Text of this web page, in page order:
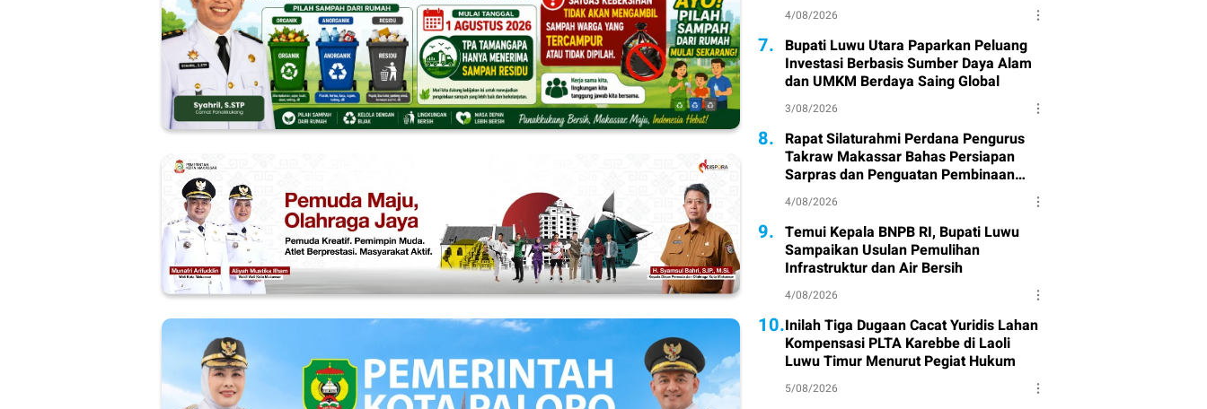
4/08/2026
7. Bupati Luwu Utara Paparkan Peluang
Investasi Berbasis Sumber Daya Alam
dan UMKM Berdaya Saing Global
3/08/2026
8. Rapat Silaturahmi Perdana Pengurus
Takraw Makassar Bahas Persiapan
Sarpras dan Penguatan Pembinaan
Atlet
4/08/2026
9. Temui Kepala BNPB RI, Bupati Luwu
Sampaikan Usulan Pemulihan
Infrastruktur dan Air Bersih
4/08/2026
10.Inilah Tiga Dugaan Cacat Yuridis Lahan
Kompensasi PLTA Karebbe di Laoli
Luwu Timur Menurut Pegiat Hukum
5/08/2026